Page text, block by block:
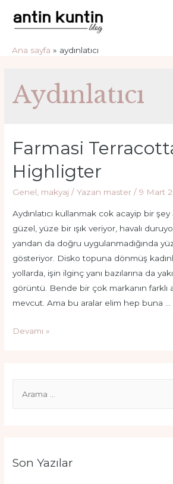
atla
Ana sayfa aydınlatıcı
Aydınlatıcı
Farmasi
Highligter
Genel, makyaj / Yazan master /9 Mart
Aydınlatıcı kullanmak cok acayip bir
güzel, yüze bir ışık veriyor, havalı
yandan da doğru uygulanmadığında
gösteriyor. Disko topuna dönmüş
yollarda, işin ilginç yanı bazılarına da
görüntü. Bende bir çok markanın farklı
mevcut. Ama bu aralar elim hep buna …
Farmasi
Devamı »
h
Son Yazılar